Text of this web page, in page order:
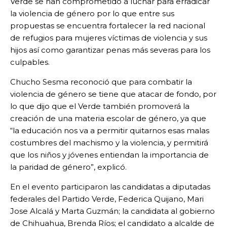
la violencia de género por lo que entre sus
propuestas se encuentra fortalecer la red nacional
de refugios para mujeres víctimas de violencia y sus
hijos así como garantizar penas más severas para los
culpables.
Chucho Sesma reconoció que para combatir la
violencia de género se tiene que atacar de fondo, por
lo que dijo que el Verde también promoverá la
creación de una materia escolar de género, ya que
“la educación nos va a permitir quitarnos esas malas
costumbres del machismo y la violencia, y permitirá
que los niños y jóvenes entiendan la importancia de
la paridad de género”, explicó.
En el evento participaron las candidatas a diputadas
federales del Partido Verde, Federica Quijano, Mari
Jose Alcalá y Marta Guzmán; la candidata al gobierno
de Chihuahua, Brenda Ríos; el candidato a alcalde de